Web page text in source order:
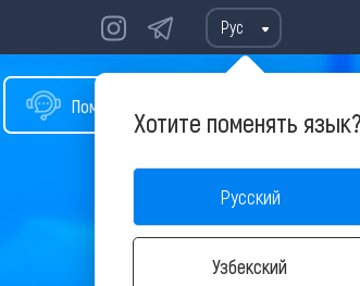
Рус
Хотите поменять
Русский
Узбекский
Помощь в подборе тура